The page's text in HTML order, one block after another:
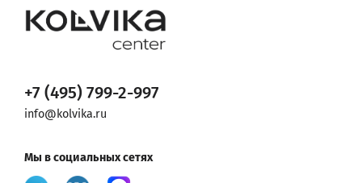
+7 (495) 799-2-997
info@kolvika.ru
Мы в социальных сетях